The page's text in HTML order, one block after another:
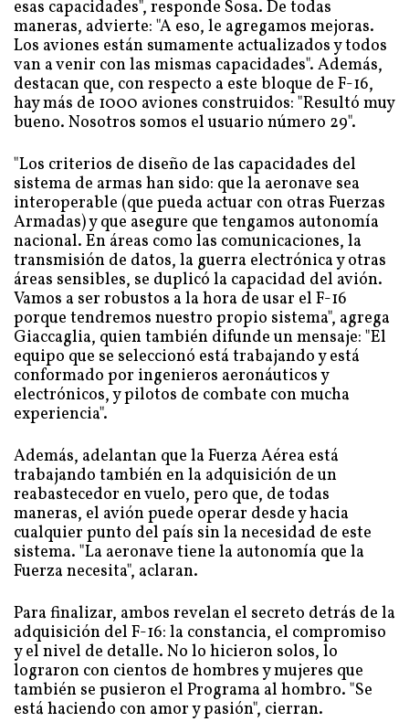
esas capacidades", responde Sosa. De todas
maneras, advierte: "A eso, le agregamos mejoras.
Los aviones están sumamente actualizados y todos
van a venir con las mismas capacidades". Además,
destacan que, con respecto a este bloque de F-16,
hay más de 1000 aviones construidos: "Resultó muy
bueno. Nosotros somos el usuario número 29".
"Los criterios de diseño de las capacidades del
sistema de armas han sido: que la aeronave sea
interoperable (que pueda actuar con otras Fuerzas
Armadas) y que asegure que tengamos autonomía
nacional. En áreas como las comunicaciones, la
transmisión de datos, la guerra electrónica y otras
áreas sensibles, se duplicó la capacidad del avión.
Vamos a ser robustos a la hora de usar el F-16
porque tendremos nuestro propio sistema", agrega
Giaccaglia, quien también difunde un mensaje: "El
equipo que se seleccionó está trabajando y está
conformado por ingenieros aeronáuticos y
electrónicos, y pilotos de combate con mucha
experiencia".
Además, adelantan que la Fuerza Aérea está
trabajando también en la adquisición de un
reabastecedor en vuelo, pero que, de todas
maneras, el avión puede operar desde y hacia
cualquier punto del país sin la necesidad de este
sistema. "La aeronave tiene la autonomía que la
Fuerza necesita", aclaran.
Para finalizar, ambos revelan el secreto detrás de la
adquisición del F-16: la constancia, el compromiso
y el nivel de detalle. No lo hicieron solos, lo
lograron con cientos de hombres y mujeres que
también se pusieron el Programa al hombro. "Se
está haciendo con amor y pasión", cierran.